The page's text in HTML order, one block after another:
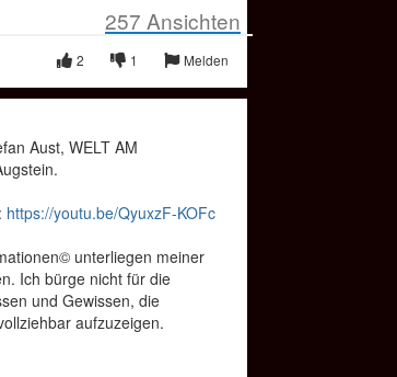
257 Ansichten
Melden
1
2
Aust, WELT AM
https://youtu.be/QyuxzF-KOFc
unterliegen meiner
Ich bürge nicht für die
und Gewissen, die
aufzuzeigen.
du in Telegram.